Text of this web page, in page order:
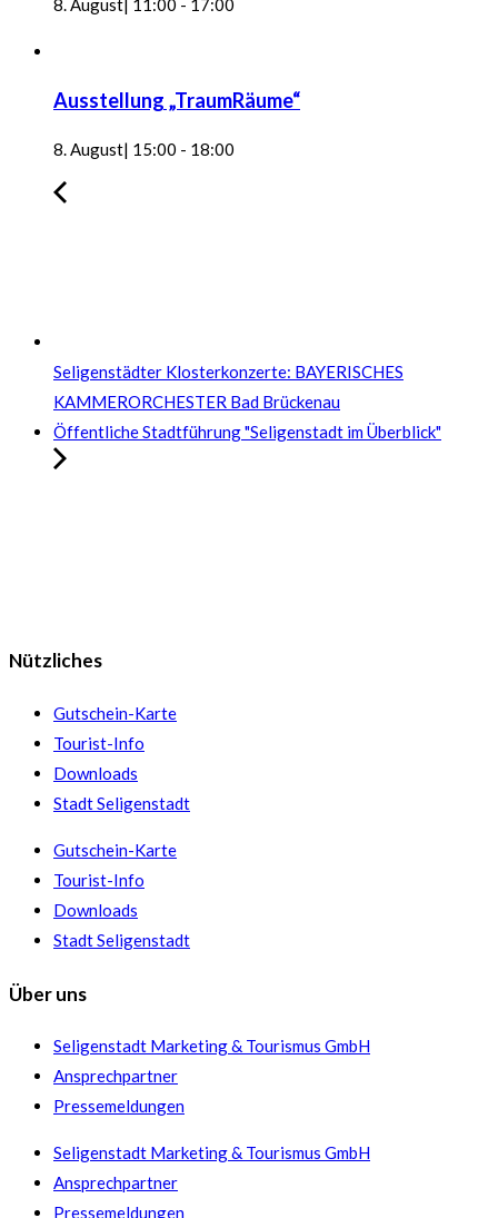
8. August| 11:00 - 17:00
Ausstellung „TraumRäume“
8. August| 15:00 - 18:00
Seligenstädter Klosterkonzerte: BAYERISCHES
KAMMERORCHESTER Bad Brückenau
Öffentliche Stadtführung "Seligenstadt im Überblick"
Nützliches
Gutschein-Karte
Tourist-Info
Downloads
Stadt Seligenstadt
Gutschein-Karte
Tourist-Info
Downloads
Stadt Seligenstadt
Über uns
Seligenstadt Marketing & Tourismus GmbH
Ansprechpartner
Pressemeldungen
Seligenstadt Marketing & Tourismus GmbH
Ansprechpartner
Pressemeldungen